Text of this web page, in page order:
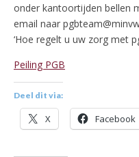
onder kantoortijden bellen
email naar
‘Hoe regelt u uw zorg met
Peiling PGB
Deel dit via:
X Facebook